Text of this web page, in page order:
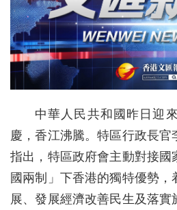
中華人民共和國昨日迎
慶，香江沸騰。特區行政長
指出，特區政府會主動對接國
國兩制」下香港的獨特優勢
展、發展經濟改善民生及落